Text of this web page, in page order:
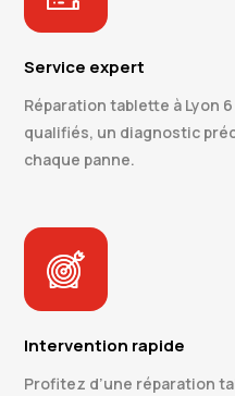
Service expert
Réparation tablette à Lyon
qualifiés, un diagnostic
chaque panne.
Intervention rapide
Profitez d’une réparation